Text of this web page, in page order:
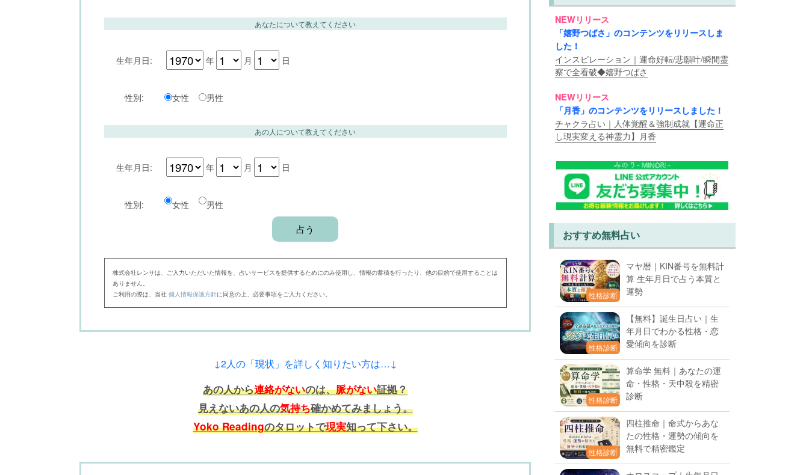
あなたについて教えてください
生年月日: 年 月 日
性別: 女性 男性
あの人について教えてください
生年月日: 年 月 日
性別: 女性 男性
株式会社レンサは、ご入力いただいた情報を、占いサービスを提供するためにのみ使用し、情報の蓄積を行ったり、他の目的で使用することは
ありません。
ご利用の際は、当社 個人情報保護方針に同意の上、必要事項をご入力ください。
↓2人の「現状」を詳しく知りたい方は…↓
あの人から連絡がないのは、脈がない証拠？
見えないあの人の気持ち確かめてみましょう。
Yoko Readingのタロットで現実知って下さい。
NEWリリース
「嬉野つばさ」のコンテンツをリリースしま
した！
インスピレーション｜運命好転/悲願叶/瞬間霊
察で全看破◆嬉野つばさ
NEWリリース
「月香」のコンテンツをリリースしました！
チャクラ占い｜人体覚醒＆強制成就【運命正
し現実変える神霊力】月香
おすすめ無料占い
性格診断
マヤ暦｜KIN番号を無料計
算 生年月日で占う本質と
運勢
性格診断
【無料】誕生日占い｜生
年月日でわかる性格・恋
愛傾向を診断
性格診断
算命学 無料｜あなたの運
命・性格・天中殺を精密
診断
性格診断
四柱推命｜命式からあな
たの性格・運勢の傾向を
無料で精密鑑定